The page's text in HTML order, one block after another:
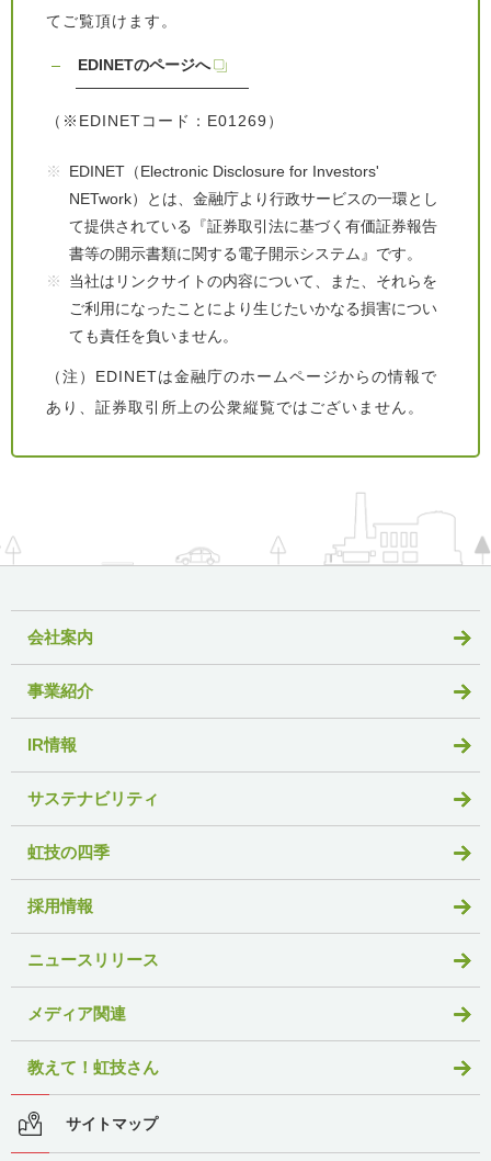
てご覧頂けます。
EDINETのページへ
（※EDINETコード：E01269）
EDINET（Electronic Disclosure for Investors'
NETwork）とは、金融庁より行政サービスの一環とし
て提供されている『証券取引法に基づく有価証券報告
書等の開示書類に関する電子開示システム』です。
当社はリンクサイトの内容について、また、それらを
ご利用になったことにより生じたいかなる損害につい
ても責任を負いません。
（注）EDINETは金融庁のホームページからの情報で
あり、証券取引所上の公衆縦覧ではございません。
会社案内
事業紹介
IR情報
サステナビリティ
虹技の四季
採用情報
ニュースリリース
メディア関連
教えて！虹技さん
サイトマップ